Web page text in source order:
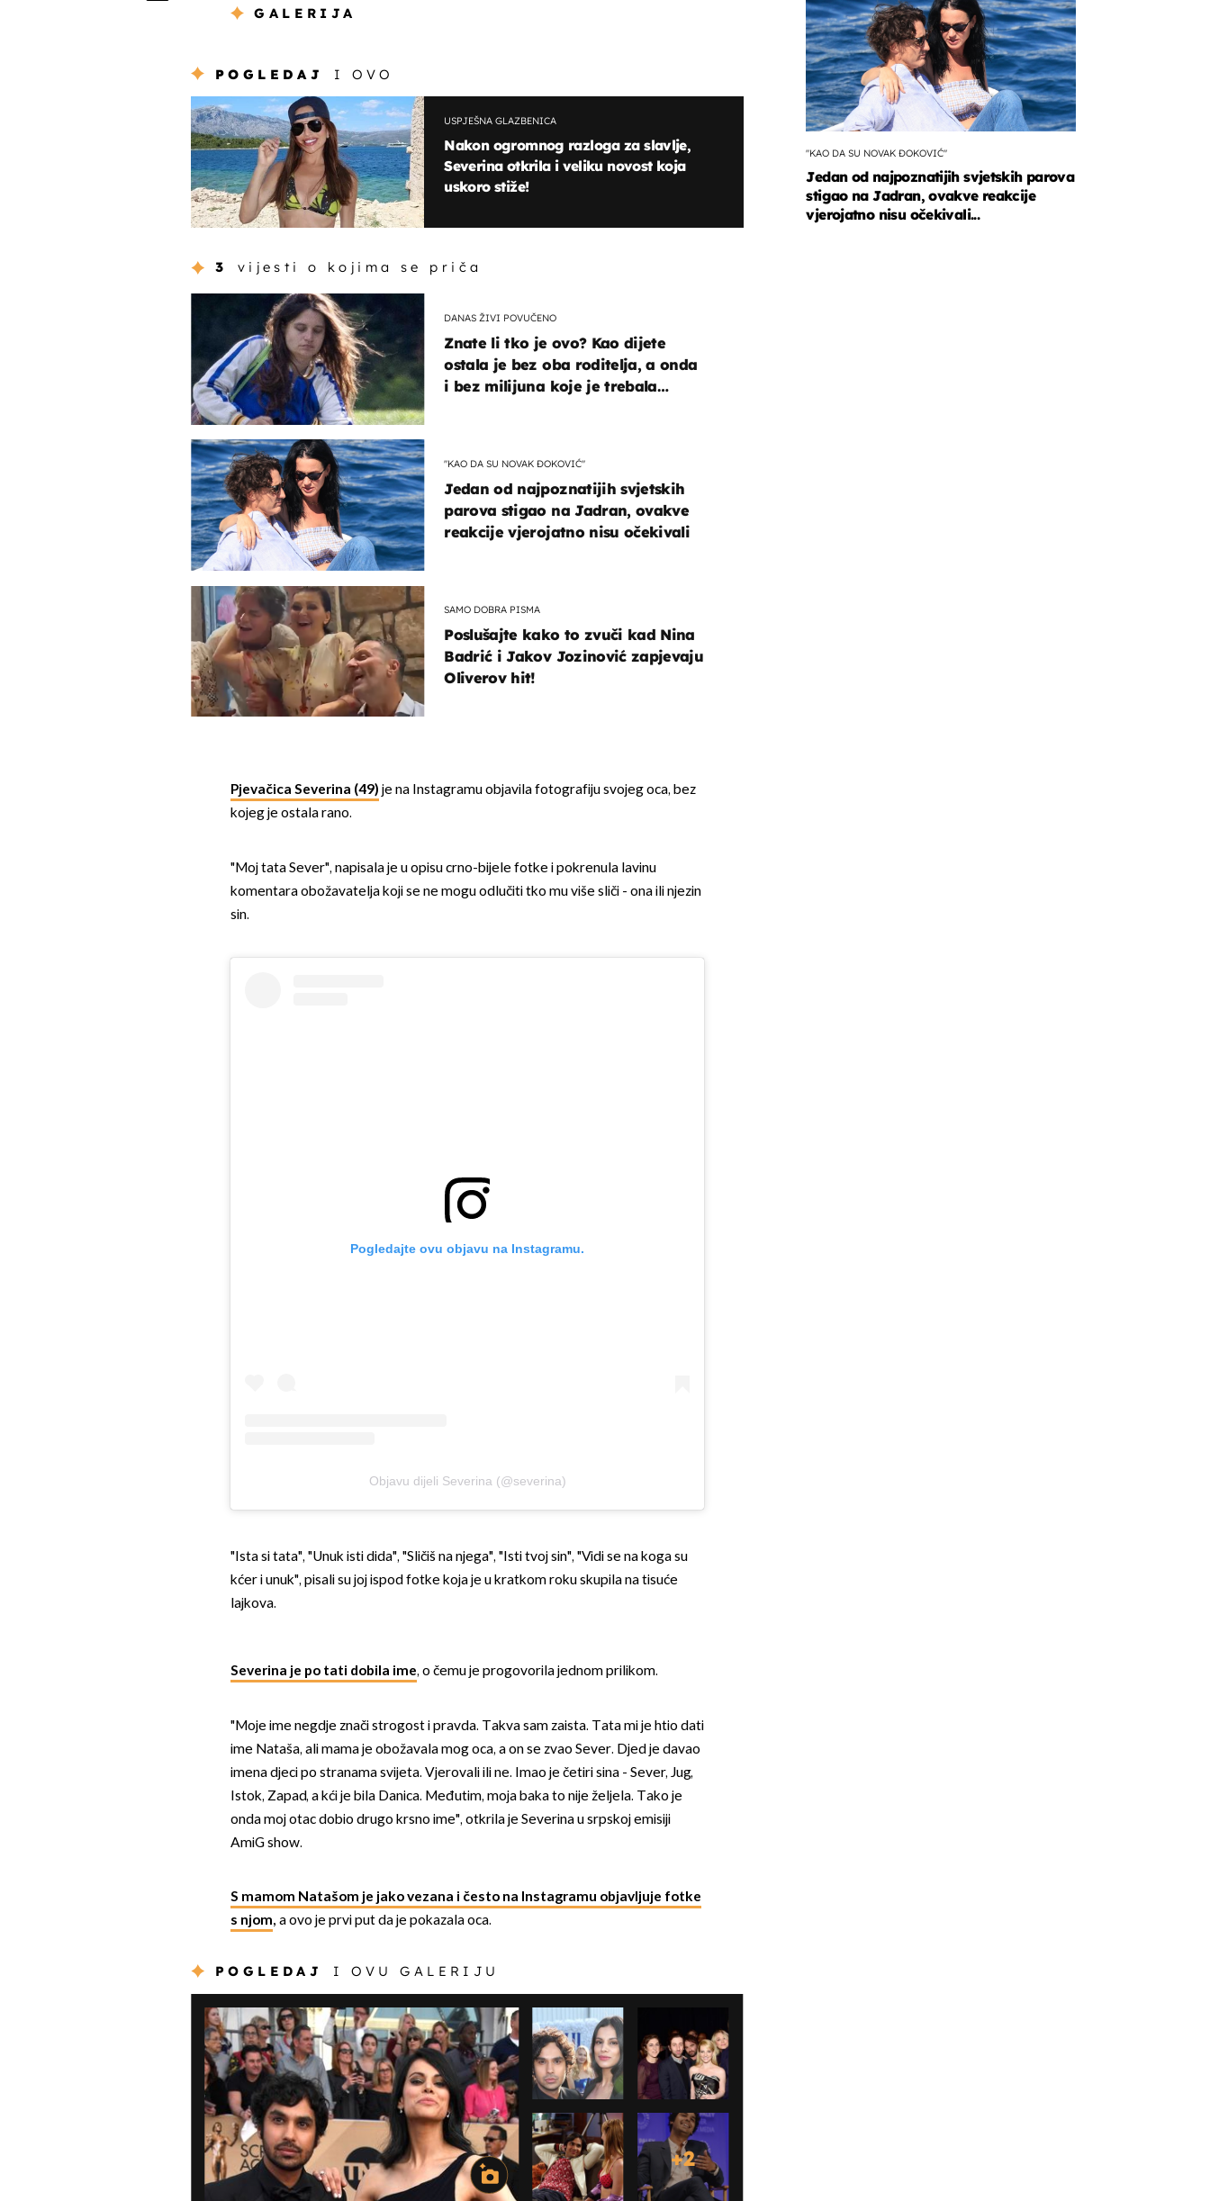
GALERIJA
POGLEDAJ I OVO
USPJEŠNA GLAZBENICA
Nakon ogromnog razloga za slavlje,
Severina otkrila i veliku novost koja
uskoro stiže!
3 vijesti o kojima se priča
DANAS ŽIVI POVUČENO
Znate li tko je ovo? Kao dijete
ostala je bez oba roditelja, a onda
i bez milijuna koje je trebala
"KAO DA SU NOVAK ĐOKOVIĆ"
Jedan od najpoznatijih svjetskih
parova stigao na Jadran, ovakve
reakcije vjerojatno nisu očekivali
SAMO DOBRA PISMA
Poslušajte kako to zvuči kad Nina
Badrić i Jakov Jozinović zapjevaju
Oliverov hit!
Pjevačica Severina (49) je na Instagramu objavila fotografiju svojeg oca, bez
kojeg je ostala rano.
"Moj tata Sever", napisala je u opisu crno-bijele fotke i pokrenula lavinu
komentara obožavatelja koji se ne mogu odlučiti tko mu više sliči - ona ili njezin
sin.
Pogledajte ovu objavu na Instagramu.
Objavu dijeli Severina (@severina)
"Ista si tata", "Unuk isti dida", "Sličiš na njega", "Isti tvoj sin", "Vidi se na koga su
kćer i unuk", pisali su joj ispod fotke koja je u kratkom roku skupila na tisuće
lajkova.
Severina je po tati dobila ime, o čemu je progovorila jednom prilikom.
"Moje ime negdje znači strogost i pravda. Takva sam zaista. Tata mi je htio dati
ime Nataša, ali mama je obožavala mog oca, a on se zvao Sever. Djed je davao
imena djeci po stranama svijeta. Vjerovali ili ne. Imao je četiri sina - Sever, Jug,
Istok, Zapad, a kći je bila Danica. Međutim, moja baka to nije željela. Tako je
onda moj otac dobio drugo krsno ime", otkrila je Severina u srpskoj emisiji
AmiG show.
S mamom Natašom je jako vezana i često na Instagramu objavljuje fotke
s njom, a ovo je prvi put da je pokazala oca.
POGLEDAJ I OVU GALERIJU
+2
"KAO DA SU NOVAK ĐOKOVIĆ"
Jedan od najpoznatijih svjetskih parova
stigao na Jadran, ovakve reakcije
vjerojatno nisu očekivali...